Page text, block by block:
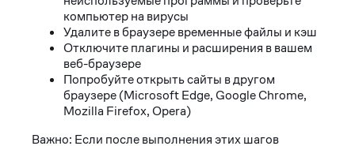
компьютер на вирусы
Удалите в браузере временные файлы и кэш
Отключите плагины и расширения в вашем
веб-браузере
Попробуйте открыть сайты в другом
браузере (Microsoft Edge, Google Chrome,
Mozilla Firefox, Opera)
Важно: Если после выполнения этих шагов